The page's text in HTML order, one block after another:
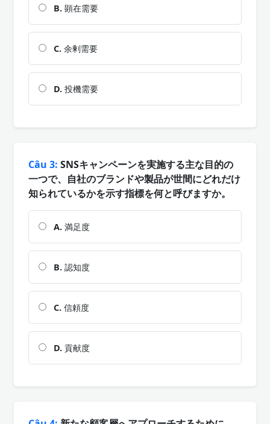
B. 顕在需要
C. 余剰需要
D. 投機需要
Câu 3: SNSキャンペーンを実施する主な目的の
一つで、自社のブランドや製品が世間にどれだけ
知られているかを示す指標を何と呼びますか。
A. 満足度
B. 認知度
C. 信頼度
D. 貢献度